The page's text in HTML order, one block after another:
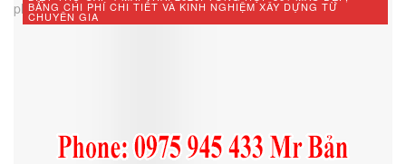
BẢNG CHI PHÍ CHI TIẾT VÀ KINH NGHIỆM XÂY DỰNG TỪ
CHUYÊN GIA